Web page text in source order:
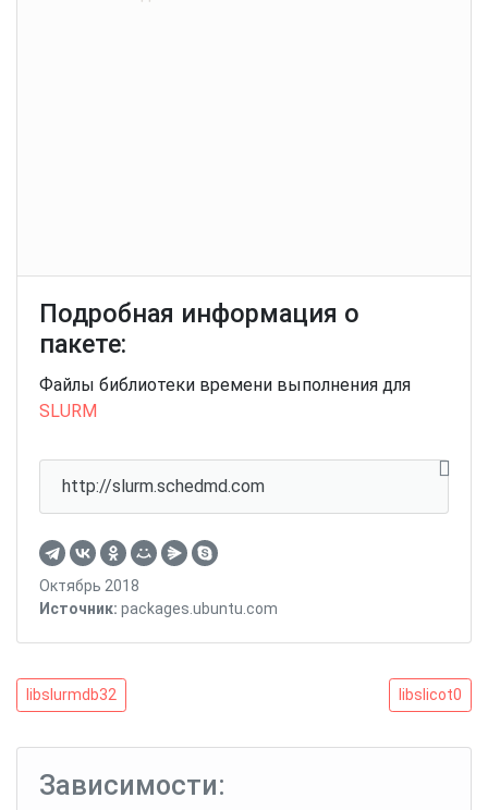
Подробная информация о
пакете:
Файлы библиотеки времени выполнения для
SLURM
http://slurm.schedmd.com
Октябрь 2018
Источник: packages.ubuntu.com
Навигация
записям
libslurmdb32
libslurmdb32 libslicot0
libslicot0
Зависимости: